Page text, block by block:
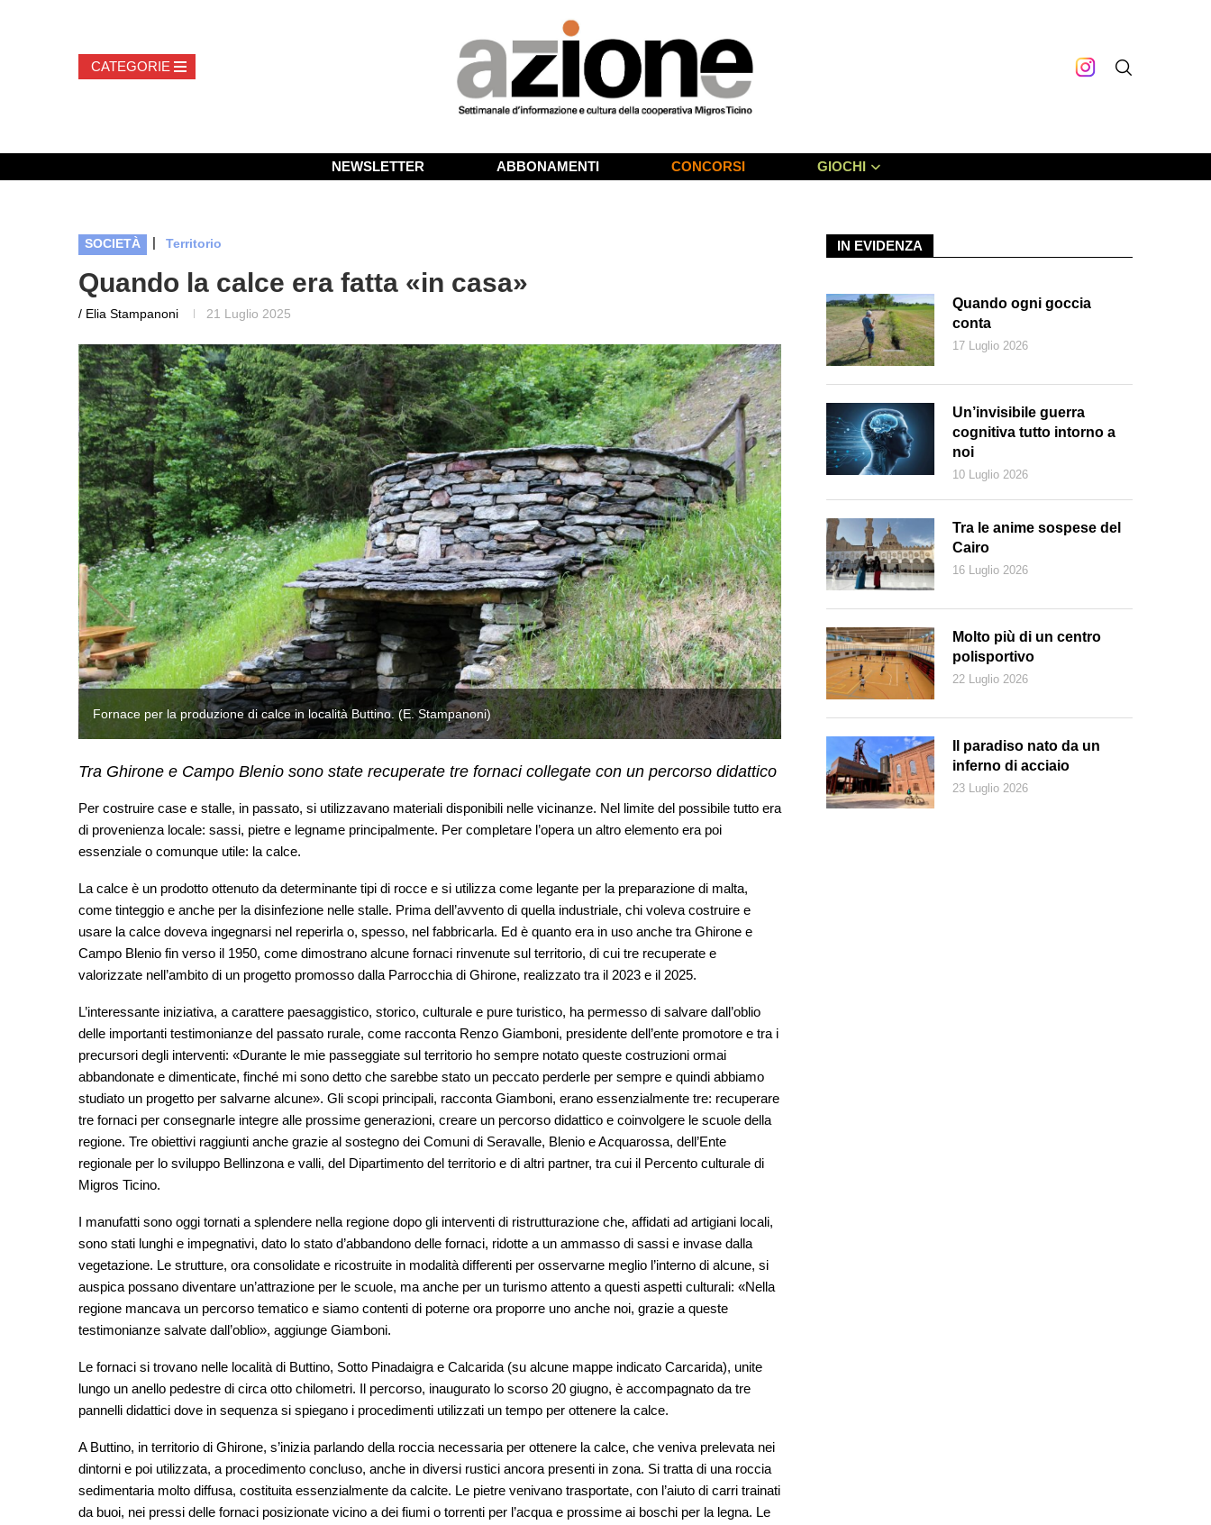
NEWSLETTER ABBONAMENTI CONCORSI GIOCHI
SOCIETÀ | Territorio
Quando la calce era fatta «in casa»
/ Elia Stampanoni 21 Luglio 2025
Fornace per la produzione di calce in località Buttino. (E. Stampanoni) Fornace per la produzione di calce in località Buttino. (E. Stampanoni)
Tra Ghirone e Campo Blenio sono state recuperate tre fornaci collegate con un percorso didattico
Per costruire case e stalle, in passato, si utilizzavano materiali disponibili nelle vicinanze. Nel limite del possibile tutto era
di provenienza locale: sassi, pietre e legname principalmente. Per completare l’opera un altro elemento era poi
essenziale o comunque utile: la calce.
La calce è un prodotto ottenuto da determinante tipi di rocce e si utilizza come legante per la preparazione di malta,
come tinteggio e anche per la disinfezione nelle stalle. Prima dell’avvento di quella industriale, chi voleva costruire e
usare la calce doveva ingegnarsi nel reperirla o, spesso, nel fabbricarla. Ed è quanto era in uso anche tra Ghirone e
Campo Blenio fin verso il 1950, come dimostrano alcune fornaci rinvenute sul territorio, di cui tre recuperate e
valorizzate nell’ambito di un progetto promosso dalla Parrocchia di Ghirone, realizzato tra il 2023 e il 2025.
L’interessante iniziativa, a carattere paesaggistico, storico, culturale e pure turistico, ha permesso di salvare dall’oblio
delle importanti testimonianze del passato rurale, come racconta Renzo Giamboni, presidente dell’ente promotore e tra i
precursori degli interventi: «Durante le mie passeggiate sul territorio ho sempre notato queste costruzioni ormai
abbandonate e dimenticate, finché mi sono detto che sarebbe stato un peccato perderle per sempre e quindi abbiamo
studiato un progetto per salvarne alcune». Gli scopi principali, racconta Giamboni, erano essenzialmente tre: recuperare
tre fornaci per consegnarle integre alle prossime generazioni, creare un percorso didattico e coinvolgere le scuole della
regione. Tre obiettivi raggiunti anche grazie al sostegno dei Comuni di Seravalle, Blenio e Acquarossa, dell’Ente
regionale per lo sviluppo Bellinzona e valli, del Dipartimento del territorio e di altri partner, tra cui il Percento culturale di
Migros Ticino.
I manufatti sono oggi tornati a splendere nella regione dopo gli interventi di ristrutturazione che, affidati ad artigiani locali,
sono stati lunghi e impegnativi, dato lo stato d’abbandono delle fornaci, ridotte a un ammasso di sassi e invase dalla
vegetazione. Le strutture, ora consolidate e ricostruite in modalità differenti per osservarne meglio l’interno di alcune, si
auspica possano diventare un’attrazione per le scuole, ma anche per un turismo attento a questi aspetti culturali: «Nella
regione mancava un percorso tematico e siamo contenti di poterne ora proporre uno anche noi, grazie a queste
testimonianze salvate dall’oblio», aggiunge Giamboni.
Le fornaci si trovano nelle località di Buttino, Sotto Pinadaigra e Calcarida (su alcune mappe indicato Carcarida), unite
lungo un anello pedestre di circa otto chilometri. Il percorso, inaugurato lo scorso 20 giugno, è accompagnato da tre
pannelli didattici dove in sequenza si spiegano i procedimenti utilizzati un tempo per ottenere la calce.
A Buttino, in territorio di Ghirone, s’inizia parlando della roccia necessaria per ottenere la calce, che veniva prelevata nei
dintorni e poi utilizzata, a procedimento concluso, anche in diversi rustici ancora presenti in zona. Si tratta di una roccia
sedimentaria molto diffusa, costituita essenzialmente da calcite. Le pietre venivano trasportate, con l’aiuto di carri trainati
da buoi, nei pressi delle fornaci posizionate vicino a dei fiumi o torrenti per l’acqua e prossime ai boschi per la legna. Le
IN EVIDENZA
Quando ogni goccia
conta
17 Luglio 2026
Un’invisibile guerra
cognitiva tutto intorno a
noi
10 Luglio 2026
Tra le anime sospese del
Cairo
16 Luglio 2026
Molto più di un centro
polisportivo
22 Luglio 2026
Il paradiso nato da un
inferno di acciaio
23 Luglio 2026